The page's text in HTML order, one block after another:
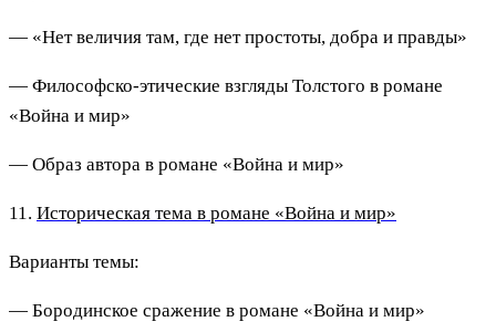
— «Нет величия там, где нет простоты, добра и правды»
— Философско-этические взгляды Толстого в романе
«Война и мир»
— Образ автора в романе «Война и мир»
11. Историческая тема в романе «Война и мир»
Варианты темы:
— Бородинское сражение в романе «Война и мир»